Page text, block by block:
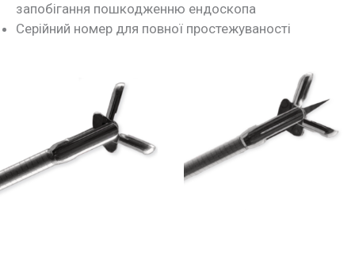
запобігання пошкодженню ендоскопа
Серійний номер для повної простежуваності